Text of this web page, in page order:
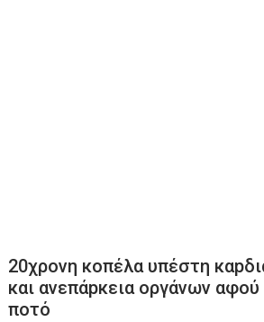
20χρονη κοπέλα υπέστη
και ανεπάpκεια οργάνων
ποτό